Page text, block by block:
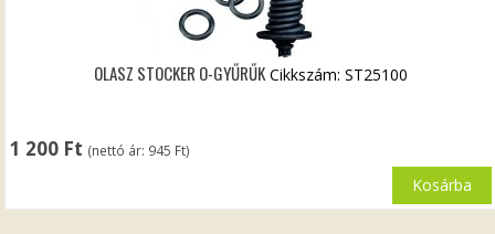
OLASZ STOCKER O-GYŰRŰK
1 200 Ft (nettó ár: 945 Ft)
Cikkszám: ST25100
Kosárba